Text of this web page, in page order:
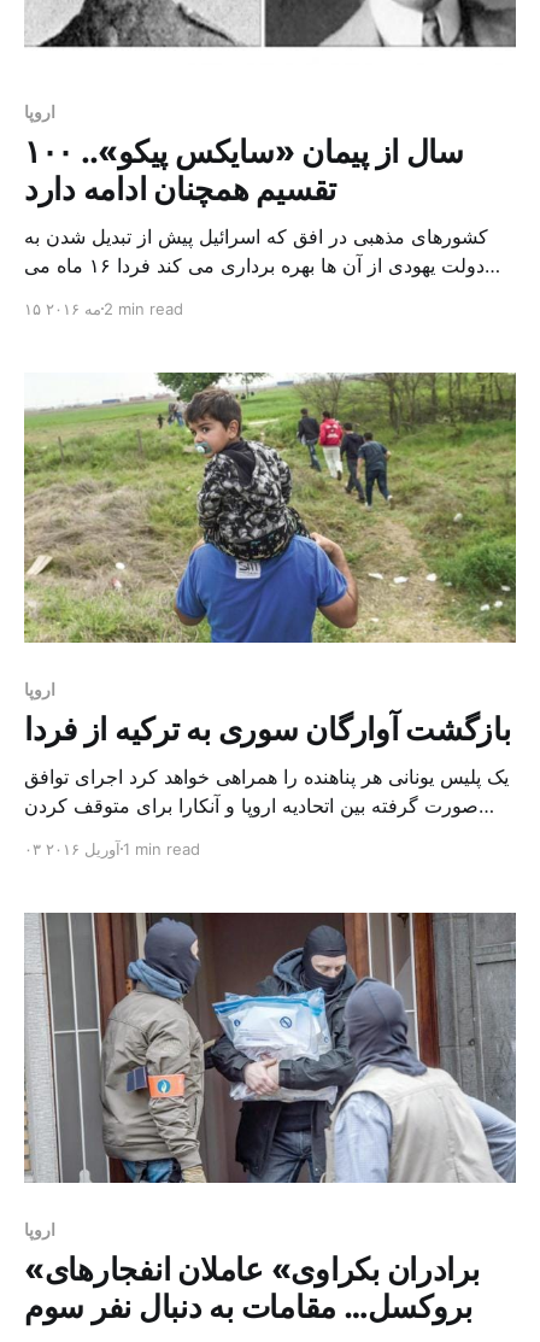
اروپا
۱۰۰ سال از پیمان «سایکس پیکو»..
تقسیم همچنان ادامه دارد
کشورهای مذهبی در افق که اسرائیل پیش از تبدیل شدن به
دولت یهودی از آن ها بهره برداری می کند فردا ۱۶ ماه می
سال ۱۹۱۶ میلادی میان لندن و پاریس به امضا رسید و به
۱۵ مه ۲۰۱۶ 2 min read
اروپا
بازگشت آوارگان سوری به ترکیه از فردا
یک پلیس یونانی هر پناهنده را همراهی خواهد کرد اجرای توافق
صورت گرفته بین اتحادیه اروپا و آنکارا برای متوقف کردن
رغم اعتراضات سازمان های حقوقی، پیش بینی می شود اولین
[…]
۰۳ آوریل ۲۰۱۶ 1 min read
اروپا
«برادران بکراوی» عاملان انفجارهای
بروکسل… مقامات به دنبال نفر سوم